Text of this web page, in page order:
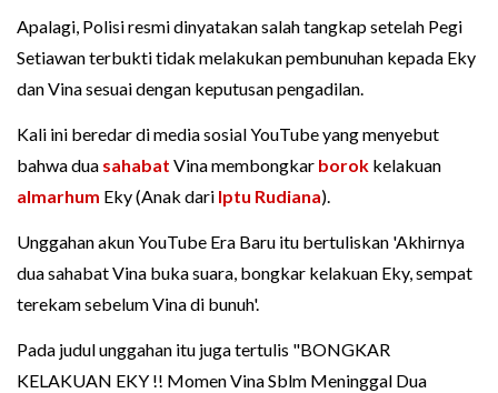
Apalagi, Polisi resmi dinyatakan salah tangkap setelah Pegi
Setiawan terbukti tidak melakukan pembunuhan kepada Eky
dan Vina sesuai dengan keputusan pengadilan.
Kali ini beredar di media sosial YouTube yang menyebut
bahwa dua sahabat Vina membongkar borok kelakuan
almarhum Eky (Anak dari Iptu Rudiana).
Unggahan akun YouTube Era Baru itu bertuliskan 'Akhirnya
dua sahabat Vina buka suara, bongkar kelakuan Eky, sempat
terekam sebelum Vina di bunuh'.
Pada judul unggahan itu juga tertulis "BONGKAR
KELAKUAN EKY !! Momen Vina Sblm Meninggal Dua